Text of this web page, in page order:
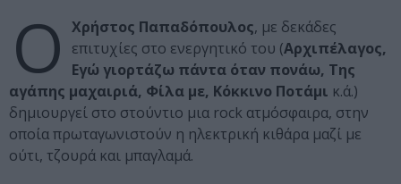
Ο Χρήστος Παπαδόπουλος, με δεκάδες
επιτυχίες στο ενεργητικό του (Αρχιπέλαγος,
Εγώ γιορτάζω πάντα όταν πονάω, Της
αγάπης μαχαιριά, Φίλα με, Κόκκινο Ποτάμι κ.ά.)
δημιουργεί στο στούντιο μια rock ατμόσφαιρα, στην
οποία πρωταγωνιστούν η ηλεκτρική κιθάρα μαζί με
ούτι, τζουρά και μπαγλαμά.